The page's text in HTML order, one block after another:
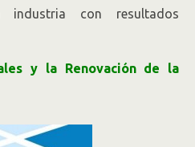
industria con resultados
y la Renovación de la